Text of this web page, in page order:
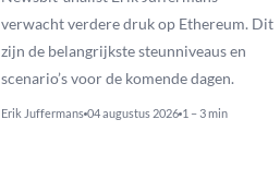
verwacht verdere druk op Ethereum. Dit
zijn de belangrijkste steunniveaus en
scenario’s voor de komende dagen.
Erik Juffermans 04 augustus 2026 1 – 3 min